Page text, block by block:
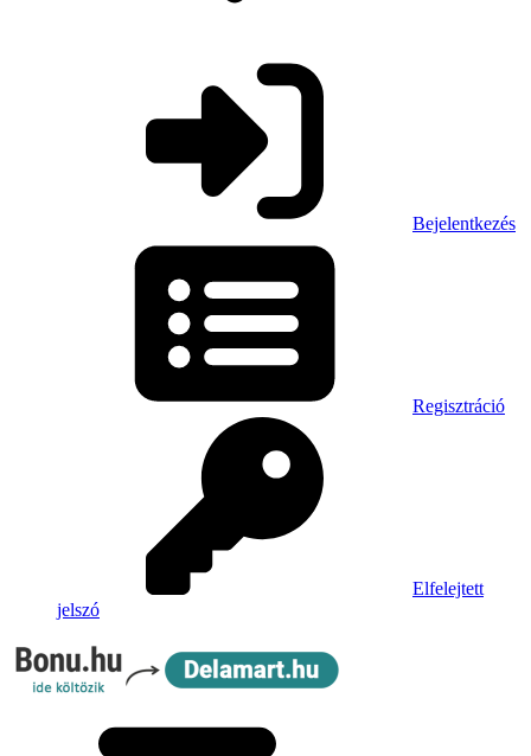
Bejelentkezés
Regisztráció
Elfelejtett
jelszó